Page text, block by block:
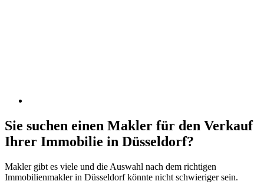
Sie suchen einen Makler für den Verkauf
Ihrer Immobilie in Düsseldorf?
Makler gibt es viele und die Auswahl nach dem richtigen
Immobilienmakler in Düsseldorf könnte nicht schwieriger sein.